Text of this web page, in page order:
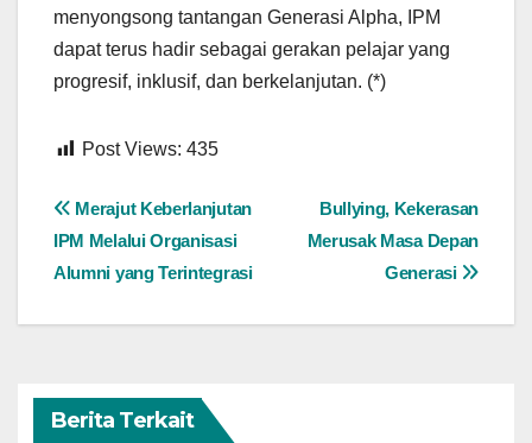
menyongsong tantangan Generasi Alpha, IPM
dapat terus hadir sebagai gerakan pelajar yang
progresif, inklusif, dan berkelanjutan. (*)
Post Views: 435
Navigasi
pos
Bullying, Kekerasan
Merusak Masa Depan
Generasi
Merajut Keberlanjutan
IPM Melalui Organisasi
Alumni yang Terintegrasi
Berita Terkait